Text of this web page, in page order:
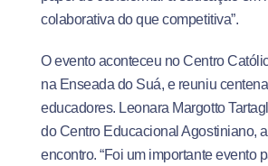
colaborativa do que competitiva”.
O evento aconteceu no Centro
na Enseada do Suá, e reuniu
educadores. Leonara Margotto
do Centro Educacional Agostiniano,
encontro. “Foi um importante evento